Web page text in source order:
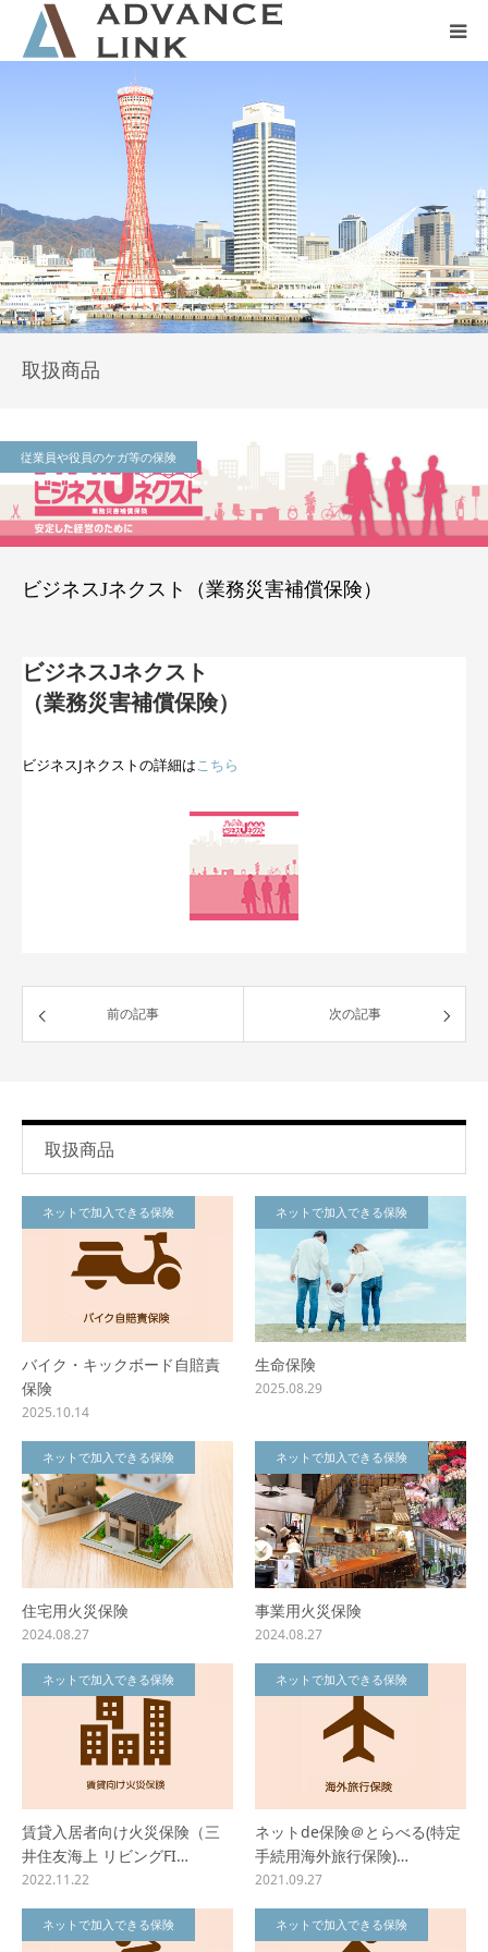
取扱商品
従業員や役員のケガ等の保険
ビジネスJネクスト（業務災害補償保険）
ビジネスJネクスト
（業務災害補償保険）
ビジネスJネクストの詳細はこちら
前の記事 次の記事
取扱商品
ネットで加入できる保険
バイク・キックボード自賠責
保険
2025.10.14
ネットで加入できる保険
生命保険
2025.08.29
ネットで加入できる保険
住宅用火災保険
2024.08.27
ネットで加入できる保険
事業用火災保険
2024.08.27
ネットで加入できる保険
賃貸入居者向け火災保険（三
井住友海上 リビングFI…
2022.11.22
ネットで加入できる保険
ネットde保険＠とらべる(特定
手続用海外旅行保険)…
2021.09.27
ネットで加入できる保険 ネットで加入できる保険
会社概要
ネット保険
事業保険